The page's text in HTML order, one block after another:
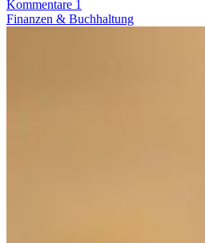
Kommentare 1
Finanzen & Buchhaltung